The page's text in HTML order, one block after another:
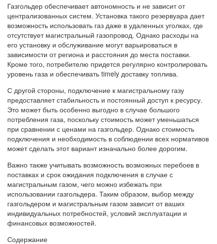
Газгольдер обеспечивает автономность и не зависит от
централизованных систем. Установка такого резервуара дает
возможность использовать газ даже в удаленных уголках, где
отсутствует магистральный газопровод. Однако расходы на
его установку и обслуживание могут варьироваться в
зависимости от региона и расстояния до места поставки.
Кроме того, потребителю придется регулярно контролировать
уровень газа и обеспечивать timely доставку топлива.
С другой стороны, подключение к магистральному газу
предоставляет стабильность и постоянный доступ к ресурсу.
Это может быть особенно выгодно в случае большого
потребления газа, поскольку стоимость может уменьшаться
при сравнении с ценами на газгольдер. Однако стоимость
подключения и необходимость в соблюдении всех нормативов
может сделать этот вариант изначально более дорогим.
Важно также учитывать возможность возможных перебоев в
поставках и срок ожидания подключения в случае с
магистральным газом, чего можно избежать при
использовании газгольдера. Таким образом, выбор между
газгольдером и магистральным газом зависит от ваших
индивидуальных потребностей, условий эксплуатации и
финансовых возможностей.
Содержание